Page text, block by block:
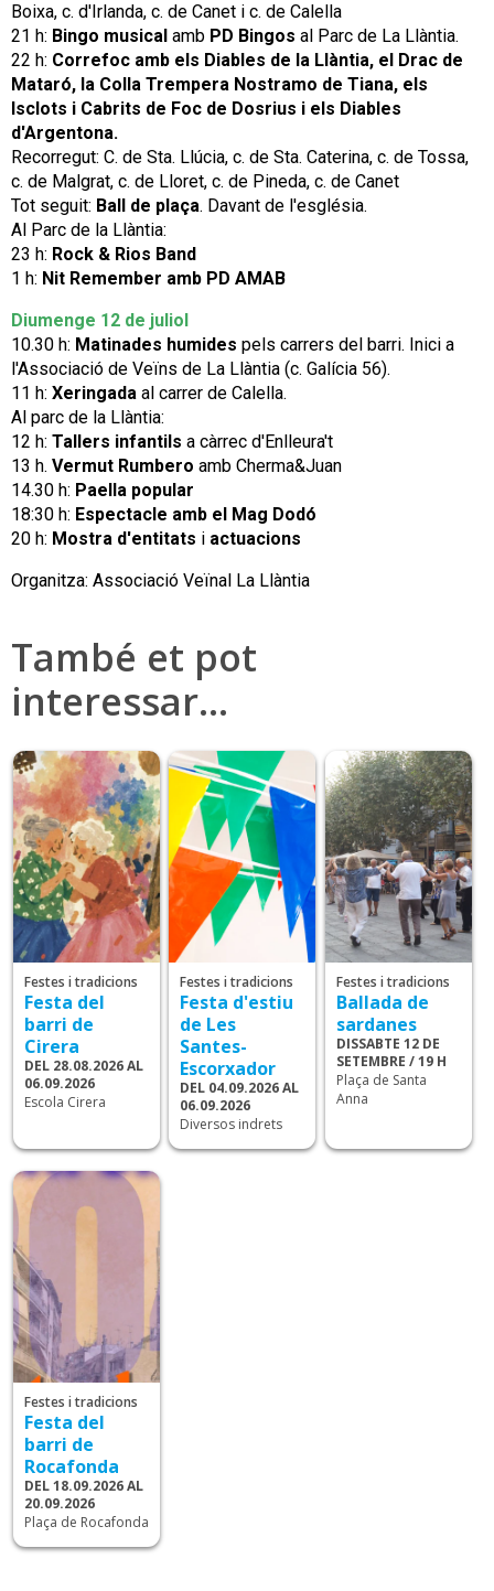
Boixa, c. d'Irlanda, c. de Canet i c. de Calella
21 h: Bingo musical amb PD Bingos al Parc de La Llàntia.
22 h: Correfoc amb els Diables de la Llàntia, el Drac de
Mataró, la Colla Trempera Nostramo de Tiana, els
Isclots i Cabrits de Foc de Dosrius i els Diables
d'Argentona.
Recorregut: C. de Sta. Llúcia, c. de Sta. Caterina, c. de Tossa,
c. de Malgrat, c. de Lloret, c. de Pineda, c. de Canet
Tot seguit: Ball de plaça. Davant de l'església.
Al Parc de la Llàntia:
23 h: Rock & Rios Band
1 h: Nit Remember amb PD AMAB
Diumenge 12 de juliol
10.30 h: Matinades humides pels carrers del barri. Inici a
l'Associació de Veïns de La Llàntia (c. Galícia 56).
11 h: Xeringada al carrer de Calella.
Al parc de la Llàntia:
12 h: Tallers infantils a càrrec d'Enlleura't
13 h. Vermut Rumbero amb Cherma&Juan
14.30 h: Paella popular
18:30 h: Espectacle amb el Mag Dodó
20 h: Mostra d'entitats i actuacions
Organitza: Associació Veïnal La Llàntia
També et pot
interessar…
Festes i tradicions
Festa del
barri de
Cirera
DEL 28.08.2026 AL
06.09.2026
Escola Cirera
Festes i tradicions
Festa d'estiu
de Les
Santes-
Escorxador
DEL 04.09.2026 AL
06.09.2026
Diversos indrets
Festes i tradicions
Ballada de
sardanes
DISSABTE 12 DE
SETEMBRE / 19 H
Plaça de Santa
Anna
Festes i tradicions
Festa del
barri de
Rocafonda
DEL 18.09.2026 AL
20.09.2026
Plaça de Rocafonda